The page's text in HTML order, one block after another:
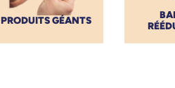
PRODUITS GÉANTS